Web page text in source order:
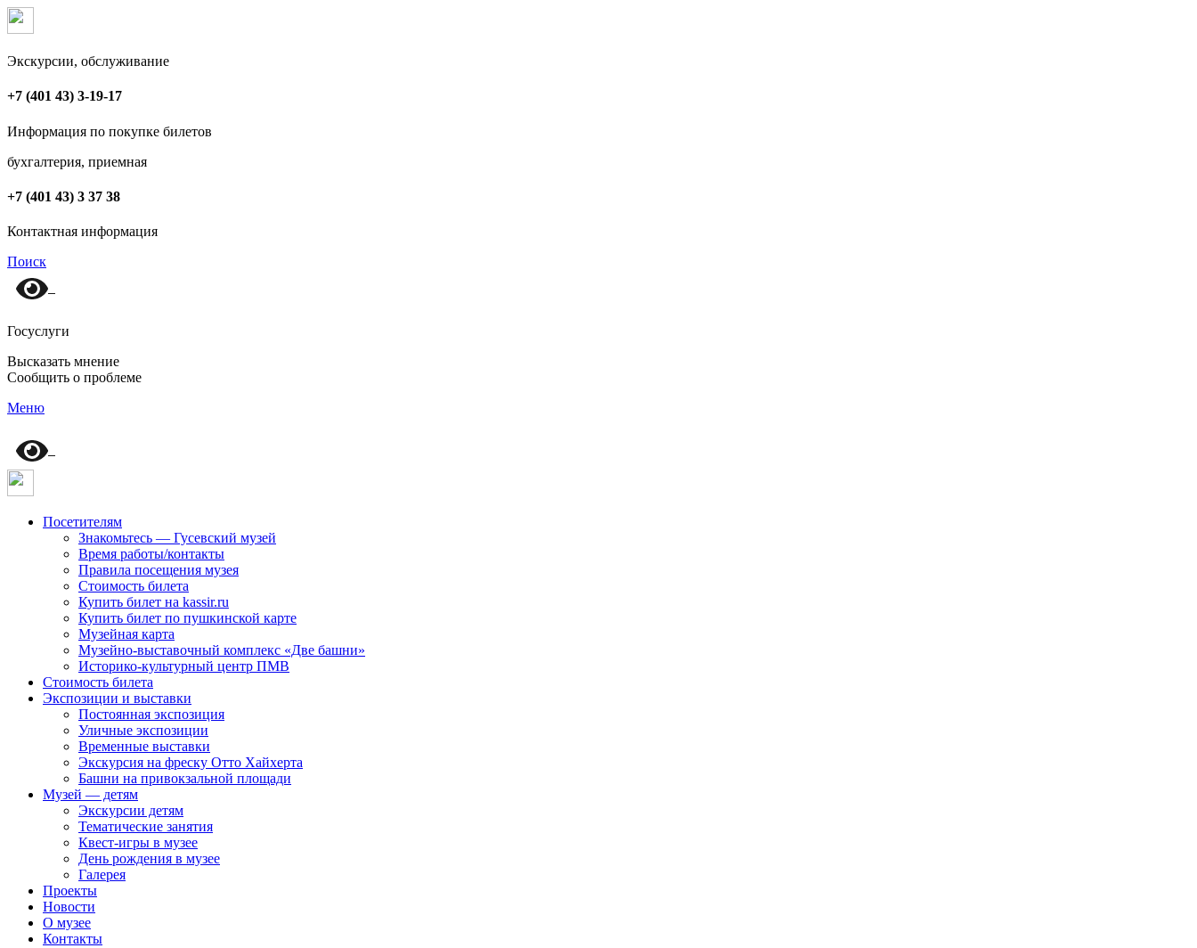
Экскурсии, обслуживание
+7 (401 43) 3-19-17
Информация по покупке билетов
бухгалтерия, приемная
+7 (401 43) 3 37 38
Контактная информация
Поиск
Госуслуги
Высказать мнение
Сообщить о проблеме
Меню
Посетителям
Знакомьтесь — Гусевский музей
Время работы/контакты
Правила посещения музея
Стоимость билета
Купить билет на kassir.ru
Купить билет по пушкинской карте
Музейная карта
Музейно-выставочный комплекс «Две башни»
Историко-культурный центр ПМВ
Стоимость билета
Экспозиции и выставки
Постоянная экспозиция
Уличные экспозиции
Временные выставки
Экскурсия на фреску Отто Хайхерта
Башни на привокзальной площади
Музей — детям
Экскурсии детям
Тематические занятия
Квест-игры в музее
День рождения в музее
Галерея
Проекты
Новости
О музее
Контакты